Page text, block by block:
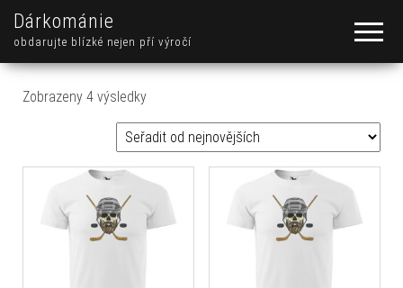
Dárkománie
obdarujte blízké nejen pří výročí
Zobrazeny 4 výsledkySeřazeno od nejnovějších